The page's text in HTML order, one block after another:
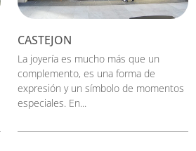
CASTEJON
La joyería es mucho más que un
complemento, es una forma de
expresión y un símbolo de momentos
especiales. En...